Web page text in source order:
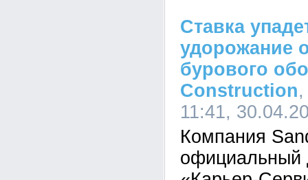
Ставка
удорожание
бурового
Construction
11:41,
Компания
официальный